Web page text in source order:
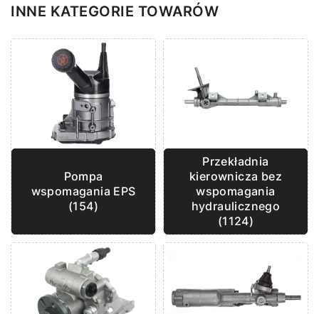
INNE KATEGORIE TOWARÓW
Pompa
wspomagania EPS
(154)
Przekładnia
kierownicza bez
wspomagania
hydraulicznego
(1124)